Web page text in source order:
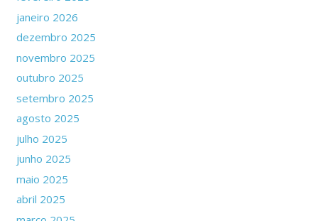
janeiro 2026
dezembro 2025
novembro 2025
outubro 2025
setembro 2025
agosto 2025
julho 2025
junho 2025
maio 2025
abril 2025